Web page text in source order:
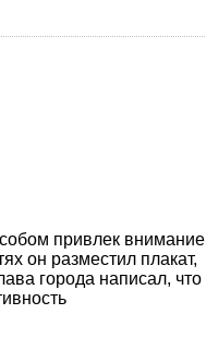
привлек внимание
он разместил плакат,
города написал, что